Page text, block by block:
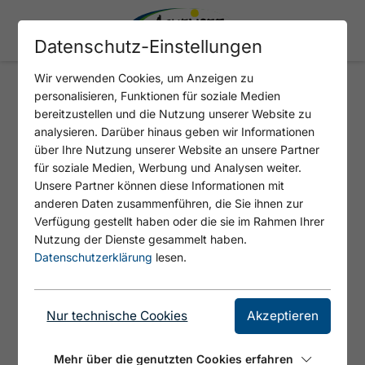
APARTEMENTS & PENSION
MARXENHOF
©
Datenschutz-Einstellungen
Wir verwenden Cookies, um Anzeigen zu
personalisieren, Funktionen für soziale Medien
bereitzustellen und die Nutzung unserer Website zu
analysieren. Darüber hinaus geben wir Informationen
über Ihre Nutzung unserer Website an unsere Partner
für soziale Medien, Werbung und Analysen weiter.
Unsere Partner können diese Informationen mit
anderen Daten zusammenführen, die Sie ihnen zur
Verfügung gestellt haben oder die sie im Rahmen Ihrer
Nutzung der Dienste gesammelt haben.
Datenschutzerklärung lesen.
Nur technische Cookies Akzeptieren
Mehr über die genutzten Cookies erfahren